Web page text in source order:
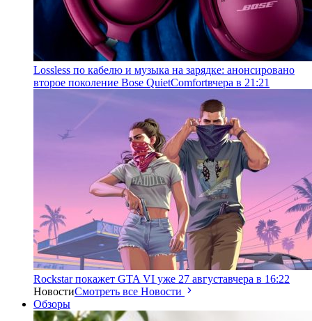
Lossless по кабелю и музыка на зарядке: анонсировано
второе поколение Bose QuietComfortвчера в 21:21
Rockstar покажет GTA VI уже 27 августавчера в 16:22
НовостиСмотреть все Новости
Обзоры